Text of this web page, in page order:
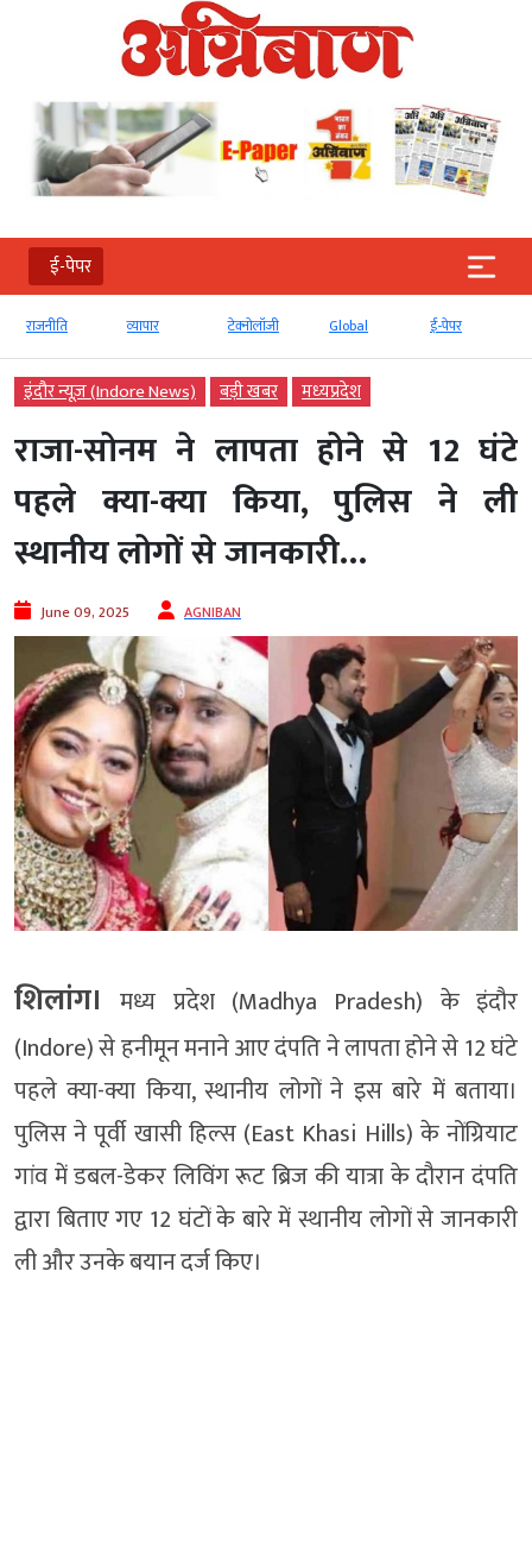
ई-पेपर
व्‍यापार टेक्‍नोलॉजी Global ई-पेपर
इंदौर न्यूज़ (Indore News) बड़ी खबर मध्‍यप्रदेश
राजा-सोनम ने लापता होने से 12 घंटे
पहले क्या-क्या किया, पुलिस ने ली
स्थानीय लोगों से जानकारी…
June 09, 2025 AGNIBAN
शिलांग। मध्य प्रदेश (Madhya Pradesh) के इंदौर
(Indore) से हनीमून मनाने आए दंपति ने लापता होने से 12 घंटे
पहले क्या-क्या किया, स्थानीय लोगों ने इस बारे में बताया।
पुलिस ने पूर्वी खासी हिल्स (East Khasi Hills) के नोंग्रियाट
गांव में डबल-डेकर लिविंग रूट ब्रिज की यात्रा के दौरान दंपति
द्वारा बिताए गए 12 घंटों के बारे में स्थानीय लोगों से जानकारी
ली और उनके बयान दर्ज किए।